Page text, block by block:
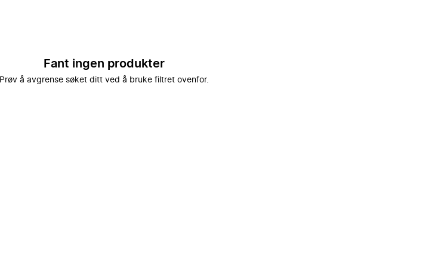
Fant ingen produkter
Prøv å avgrense søket ditt ved å bruke filtret ovenfor.